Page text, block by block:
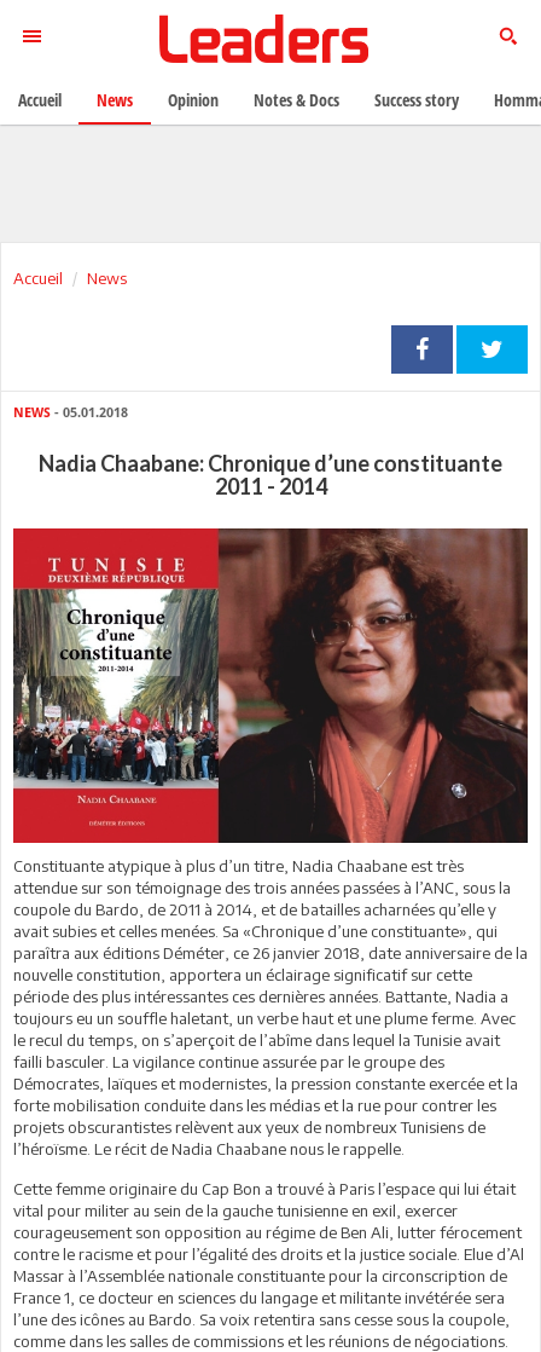
Accueil News
NEWS - 05.01.2018
Nadia Chaabane: Chronique d’une constituante
2011 - 2014
Constituante atypique à plus d’un titre, Nadia Chaabane est très
attendue sur son témoignage des trois années passées à l’ANC, sous la
coupole du Bardo, de 2011 à 2014, et de batailles acharnées qu’elle y
avait subies et celles menées. Sa «Chronique d’une constituante», qui
paraîtra aux éditions Déméter, ce 26 janvier 2018, date anniversaire de la
nouvelle constitution, apportera un éclairage significatif sur cette
période des plus intéressantes ces dernières années. Battante, Nadia a
toujours eu un souffle haletant, un verbe haut et une plume ferme. Avec
le recul du temps, on s’aperçoit de l’abîme dans lequel la Tunisie avait
failli basculer. La vigilance continue assurée par le groupe des
Démocrates, laïques et modernistes, la pression constante exercée et la
forte mobilisation conduite dans les médias et la rue pour contrer les
projets obscurantistes relèvent aux yeux de nombreux Tunisiens de
l’héroïsme. Le récit de Nadia Chaabane nous le rappelle.
Cette femme originaire du Cap Bon a trouvé à Paris l’espace qui lui était
vital pour militer au sein de la gauche tunisienne en exil, exercer
courageusement son opposition au régime de Ben Ali, lutter férocement
contre le racisme et pour l’égalité des droits et la justice sociale. Elue d’Al
Massar à l’Assemblée nationale constituante pour la circonscription de
France 1, ce docteur en sciences du langage et militante invétérée sera
l’une des icônes au Bardo. Sa voix retentira sans cesse sous la coupole,
comme dans les salles de commissions et les réunions de négociations.
Accueil News Opinion Notes & Docs Success story